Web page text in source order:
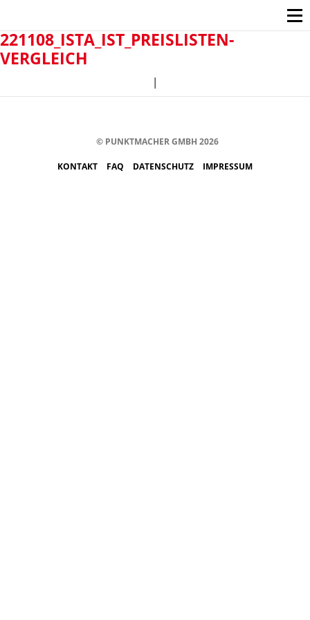
221108_ISTA_IST_PREISLISTEN-
VERGLEICH
|
© PUNKTMACHER GMBH 2026
KONTAKT FAQ DATENSCHUTZ IMPRESSUM